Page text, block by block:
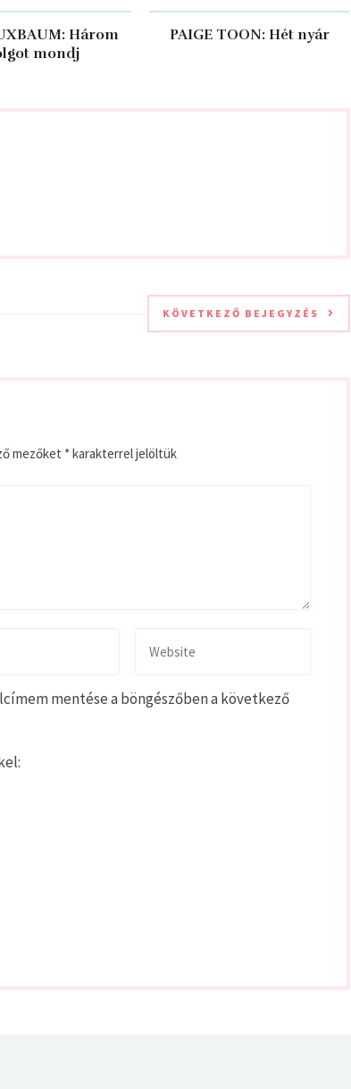
Három
mondj
PAIGE TOON: Hét nyár
KÖVETKEZŐ BEJEGYZÉS
mezőket *karakterrel jelöltük
mentése a böngészőben a következő